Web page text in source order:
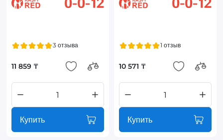
3 отзыва
11 859 ₸
Купить
1 отзыв
10 571 ₸
Купить